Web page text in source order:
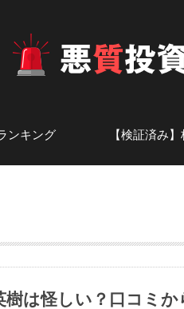
ンキング
資顧問
【検証済み
株情報サイト-
株情報サイト-
株情報サイト-
株情報サイト-
株情報サイト-
株情報サイト-
株情報サイト-
株情報サイト-
株情報サイト-
アナリスト一覧
樹は怪しい？口コミ